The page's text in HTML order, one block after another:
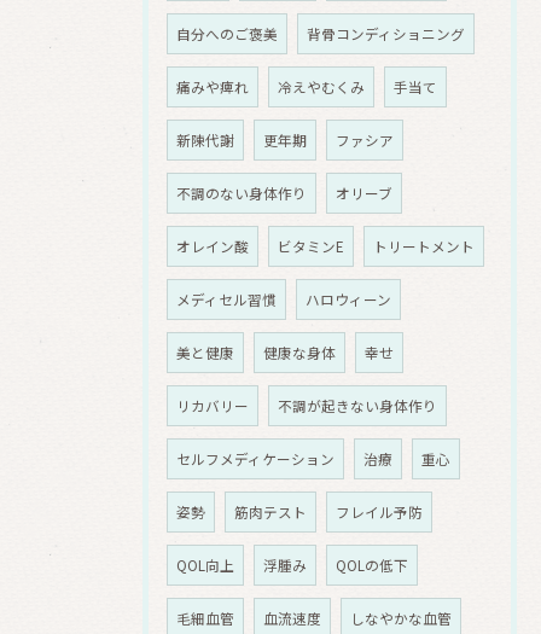
自分へのご褒美 背骨コンディショニング
痛みや痺れ 冷えやむくみ 手当て
新陳代謝 更年期 ファシア
不調のない身体作り オリーブ
オレイン酸 ビタミンE トリートメント
メディセル習慣 ハロウィーン
美と健康 健康な身体 幸せ
リカバリー 不調が起きない身体作り
セルフメディケーション 治療 重心
姿勢 筋肉テスト フレイル予防
QOL向上 浮腫み QOLの低下
毛細血管 血流速度 しなやかな血管